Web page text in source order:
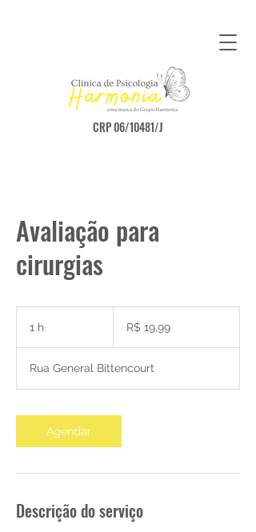
CRP 06/10481/J
Avaliação para
cirurgias
1 h
brasileiros
R$ 19,99
Rua General Bittencourt
Agendar
Descrição do serviço